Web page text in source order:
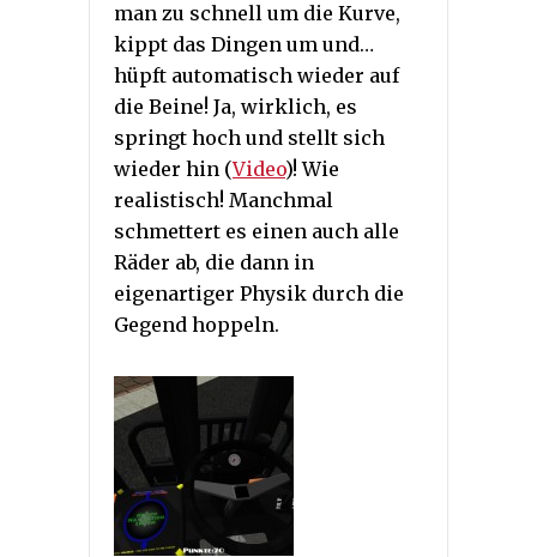
man zu schnell um die Kurve,
kippt das Dingen um und…
hüpft automatisch wieder auf
die Beine! Ja, wirklich, es
springt hoch und stellt sich
wieder hin (Video)! Wie
realistisch! Manchmal
schmettert es einen auch alle
Räder ab, die dann in
eigenartiger Physik durch die
Gegend hoppeln.